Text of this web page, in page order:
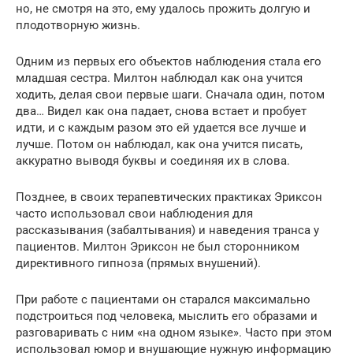
но, не смотря на это, ему удалось прожить долгую и
плодотворную жизнь.
Одним из первых его объектов наблюдения стала его
младшая сестра. Милтон наблюдал как она учится
ходить, делая свои первые шаги. Сначала один, потом
два… Видел как она падает, снова встает и пробует
идти, и с каждым разом это ей удается все лучше и
лучше. Потом он наблюдал, как она учится писать,
аккуратно выводя буквы и соединяя их в слова.
Позднее, в своих терапевтических практиках Эриксон
часто использовал свои наблюдения для
рассказывания (забалтывания) и наведения транса у
пациентов. Милтон Эриксон не был сторонником
директивного гипноза (прямых внушений).
При работе с пациентами он старался максимально
подстроиться под человека, мыслить его образами и
разговаривать с ним «на одном языке». Часто при этом
использовал юмор и внушающие нужную информацию